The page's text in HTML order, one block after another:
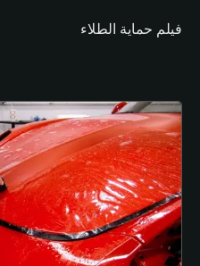
فيلم حماية الطلاء